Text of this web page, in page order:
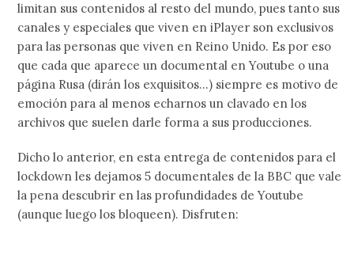
limitan sus contenidos al resto del mundo, pues tanto sus
canales y especiales que viven en iPlayer son exclusivos
para las personas que viven en Reino Unido. Es por eso
que cada que aparece un documental en Youtube o una
página Rusa (dirán los exquisitos…) siempre es motivo de
emoción para al menos echarnos un clavado en los
archivos que suelen darle forma a sus producciones.
Dicho lo anterior, en esta entrega de contenidos para el
lockdown les dejamos 5 documentales de la BBC que vale
la pena descubrir en las profundidades de Youtube
(aunque luego los bloqueen). Disfruten: